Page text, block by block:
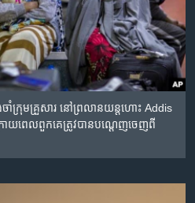
ចាំ​ក្រុមគ្រួសារ​ នៅ​ព្រលាន​យន្ត​ហោះ Addis
ោយ​ពេល​ពួក​គេ​ត្រូវ​បាន​បណ្ដេញ​ចេញ​ពី​